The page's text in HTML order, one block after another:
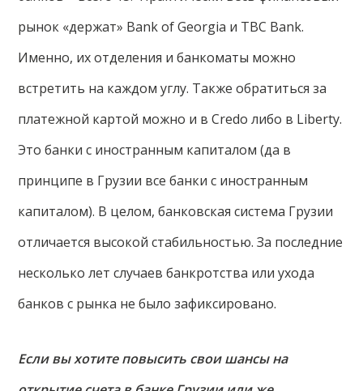
рынок «держат» Bank of Georgia и TBC Bank.
Именно, их отделения и банкоматы можно
встретить на каждом углу. Также обратиться за
платежной картой можно и в Credo либо в Liberty.
Это банки с иностранным капиталом (да в
принципе в Грузии все банки с иностранным
капиталом). В целом, банковская система Грузии
отличается высокой стабильностью. За последние
несколько лет случаев банкротства или ухода
банков с рынка не было зафиксировано.
Если вы хотите повысить свои шансы на